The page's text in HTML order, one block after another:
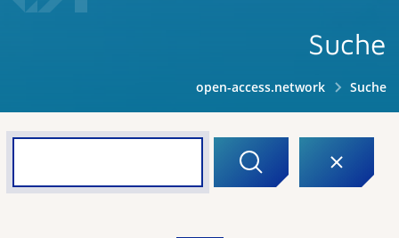
Suche
open-access.network Suche